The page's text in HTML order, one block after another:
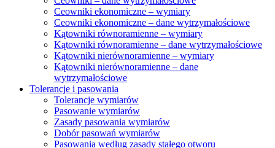
Ceowniki ekonomiczne – wymiary
Ceowniki ekonomiczne – dane wytrzymałościowe
Kątowniki równoramienne – wymiary
Kątowniki równoramienne – dane wytrzymałościowe
Kątowniki nierównoramienne – wymiary
Kątowniki nierównoramienne – dane
wytrzymałościowe
Tolerancje i pasowania
Tolerancje wymiarów
Pasowanie wymiarów
Zasady pasowania wymiarów
Dobór pasowań wymiarów
Pasowania według zasady stałego otworu